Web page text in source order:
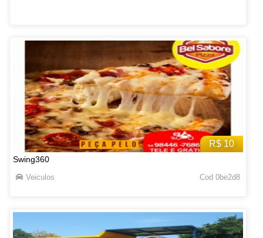
R$ 10
Swing360
Veiculos Cod 0be2d8